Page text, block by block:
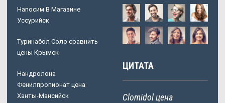
Напосим В Магазине
Уссурийск
Туринабол Соло сравнить
цены Крымск
Нандролона
Фенилпропионат цена
Ханты-Мансийск
ЦИТАТА
Clomidol цена